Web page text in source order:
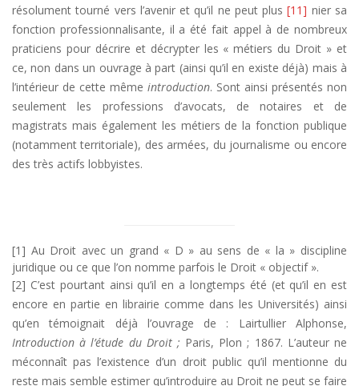
résolument tourné vers l’avenir et qu’il ne peut plus[11] nier sa
fonction professionnalisante, il a été fait appel à de nombreux
praticiens pour décrire et décrypter les « métiers du Droit » et
ce, non dans un ouvrage à part (ainsi qu’il en existe déjà) mais à
l’intérieur de cette même introduction. Sont ainsi présentés non
seulement les professions d’avocats, de notaires et de
magistrats mais également les métiers de la fonction publique
(notamment territoriale), des armées, du journalisme ou encore
des très actifs lobbyistes.
[1] Au Droit avec un grand « D » au sens de « la » discipline
juridique ou ce que l’on nomme parfois le Droit « objectif ».
[2] C’est pourtant ainsi qu’il en a longtemps été (et qu’il en est
encore en partie en librairie comme dans les Universités) ainsi
qu’en témoignait déjà l’ouvrage de : Lairtullier Alphonse,
Introduction à l’étude du Droit ; Paris, Plon ; 1867. L’auteur ne
méconnaît pas l’existence d’un droit public qu’il mentionne du
reste mais semble estimer qu’introduire au Droit ne peut se faire